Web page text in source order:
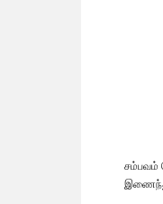
சம்பவம்